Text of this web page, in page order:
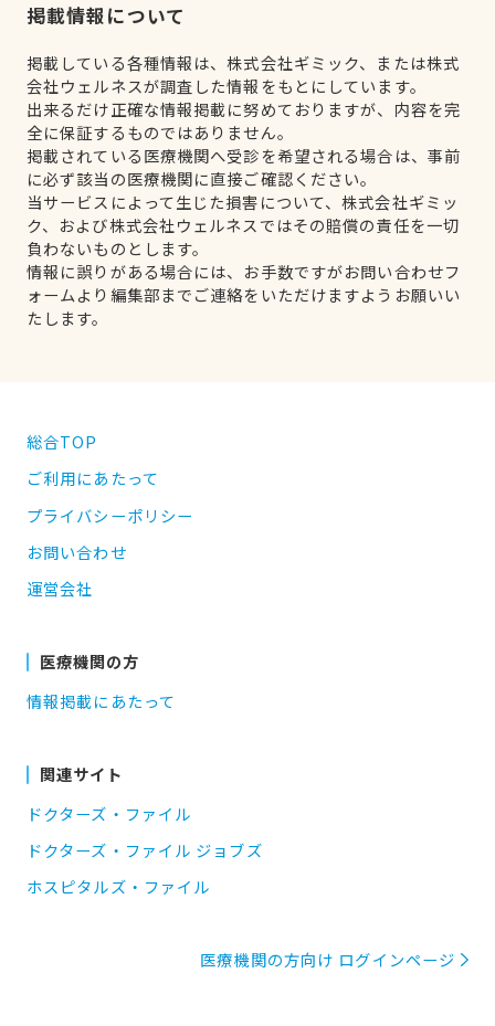
掲載情報について
掲載している各種情報は、株式会社ギミック、または株式
会社ウェルネスが調査した情報をもとにしています。
出来るだけ正確な情報掲載に努めておりますが、内容を完
全に保証するものではありません。
掲載されている医療機関へ受診を希望される場合は、事前
に必ず該当の医療機関に直接ご確認ください。
当サービスによって生じた損害について、株式会社ギミッ
ク、および株式会社ウェルネスではその賠償の責任を一切
負わないものとします。
情報に誤りがある場合には、お手数ですがお問い合わせフ
ォームより編集部までご連絡をいただけますようお願いい
たします。
総合TOP
ご利用にあたって
プライバシーポリシー
お問い合わせ
運営会社
医療機関の方
情報掲載にあたって
関連サイト
ドクターズ・ファイル
ドクターズ・ファイル ジョブズ
ホスピタルズ・ファイル
医療機関の方向け ログインページ